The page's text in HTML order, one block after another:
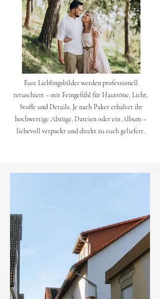
Eure Lieblingsbilder werden professionell
retuschiert – mit Feingefühl für Hauttöne, Licht,
Stoffe und Details. Je nach Paket erhaltet ihr
hochwertige Abzüge, Dateien oder ein Album –
liebevoll verpackt und direkt zu euch geliefert.